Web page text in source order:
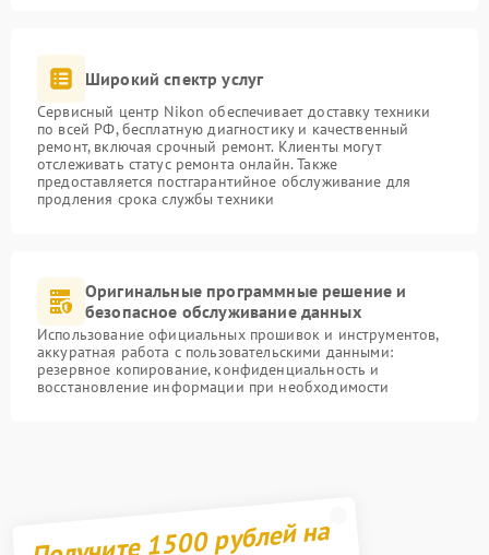
Широкий спектр услуг
Сервисный центр Nikon обеспечивает доставку техники
по всей РФ, бесплатную диагностику и качественный
ремонт, включая срочный ремонт. Клиенты могут
отслеживать статус ремонта онлайн. Также
предоставляется постгарантийное обслуживание для
продления срока службы техники
Оригинальные программные решение и
безопасное обслуживание данных
Использование официальных прошивок и инструментов,
аккуратная работа с пользовательскими данными:
резервное копирование, конфиденциальность и
восстановление информации при необходимости